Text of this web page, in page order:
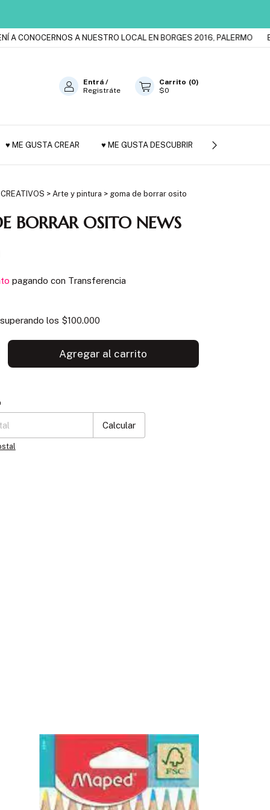
A NUESTRO LOCAL EN BORGES 2016, PALERMO
Entrá /
Registráte
Carrito (0)
$0
♥ ME GUSTA CREAR ♥ ME GUSTA DESCUBRIR JUGUETES DE
> Arte y pintura > goma de borrar osito
BORRAR OSITO NEWS
pagando con Transferencia
superando los $100.000
Calcular